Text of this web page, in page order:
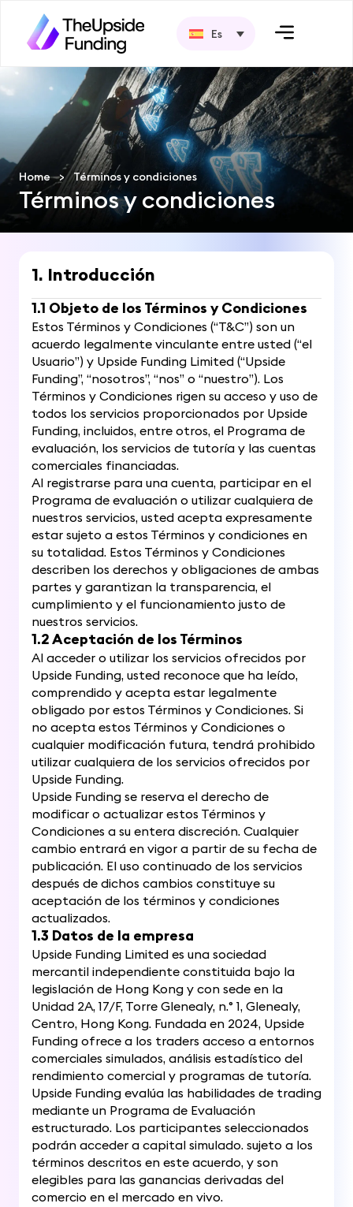
Es
Home > Términos y condiciones
Términos y condiciones
1. Introducción
1.1 Objeto de los Términos y Condiciones
Estos Términos y Condiciones (“T&C”) son un
acuerdo legalmente vinculante entre usted (“el
Usuario”) y Upside Funding Limited (“Upside
Funding”, “nosotros”, “nos” o “nuestro”). Los
Términos y Condiciones rigen su acceso y uso de
todos los servicios proporcionados por Upside
Funding, incluidos, entre otros, el Programa de
evaluación, los servicios de tutoría y las cuentas
comerciales financiadas.
Al registrarse para una cuenta, participar en el
Programa de evaluación o utilizar cualquiera de
nuestros servicios, usted acepta expresamente
estar sujeto a estos Términos y condiciones en
su totalidad. Estos Términos y Condiciones
describen los derechos y obligaciones de ambas
partes y garantizan la transparencia, el
cumplimiento y el funcionamiento justo de
nuestros servicios.
1.2 Aceptación de los Términos
Al acceder o utilizar los servicios ofrecidos por
Upside Funding, usted reconoce que ha leído,
comprendido y acepta estar legalmente
obligado por estos Términos y Condiciones. Si
no acepta estos Términos y Condiciones o
cualquier modificación futura, tendrá prohibido
utilizar cualquiera de los servicios ofrecidos por
Upside Funding.
Upside Funding se reserva el derecho de
modificar o actualizar estos Términos y
Condiciones a su entera discreción. Cualquier
cambio entrará en vigor a partir de su fecha de
publicación. El uso continuado de los servicios
después de dichos cambios constituye su
aceptación de los términos y condiciones
actualizados.
1.3 Datos de la empresa
Upside Funding Limited es una sociedad
mercantil independiente constituida bajo la
legislación de Hong Kong y con sede en la
Unidad 2A, 17/F, Torre Glenealy, n.° 1, Glenealy,
Centro, Hong Kong. Fundada en 2024, Upside
Funding ofrece a los traders acceso a entornos
comerciales simulados, análisis estadístico del
rendimiento comercial y programas de tutoría.
Upside Funding evalúa las habilidades de trading
mediante un Programa de Evaluación
estructurado. Los participantes seleccionados
podrán acceder a capital simulado. sujeto a los
términos descritos en este acuerdo, y son
elegibles para las ganancias derivadas del
comercio en el mercado en vivo.